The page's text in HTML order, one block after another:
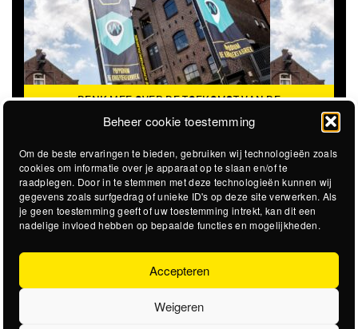
Beheer cookie toestemming
Om de beste ervaringen te bieden, gebruiken wij technologieën zoals
cookies om informatie over je apparaat op te slaan en/of te
raadplegen. Door in te stemmen met deze technologieën kunnen wij
gegevens zoals surfgedrag of unieke ID's op deze site verwerken. Als
je geen toestemming geeft of uw toestemming intrekt, kan dit een
nadelige invloed hebben op bepaalde functies en mogelijkheden.
Accepteren
Weigeren
DENK MEE OVER DE TOEKOMST VAN DE
KROEPOEKFABRIEK